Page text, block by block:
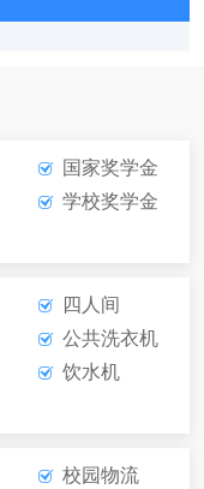
国家奖学金
学校奖学金
四人间
公共洗衣机
饮水机
校园物流